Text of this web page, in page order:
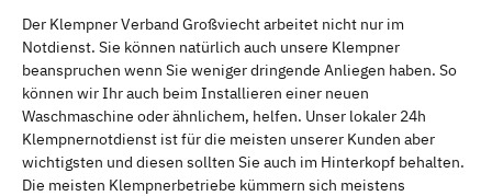
Der Klempner Verband Großviecht arbeitet nicht nur im
Notdienst. Sie können natürlich auch unsere Klempner
beanspruchen wenn Sie weniger dringende Anliegen haben. So
können wir Ihr auch beim Installieren einer neuen
Waschmaschine oder ähnlichem, helfen. Unser lokaler 24h
Klempnernotdienst ist für die meisten unserer Kunden aber
wichtigsten und diesen sollten Sie auch im Hinterkopf behalten.
Die meisten Klempnerbetriebe kümmern sich meistens